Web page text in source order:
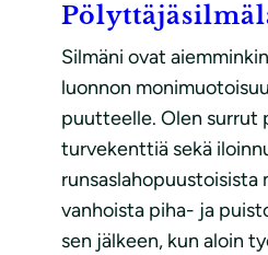
Silmäni ovat
luonnon
puutteelle. Olen surrut
turvekenttiä sekä
runsaslahopuustoisista
vanhoista piha- ja
sen jälkeen, kun aloin